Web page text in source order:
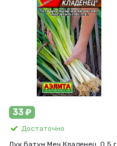
33 ₽
Достаточно
Лук батун Меч Кладенец, 0,5 г